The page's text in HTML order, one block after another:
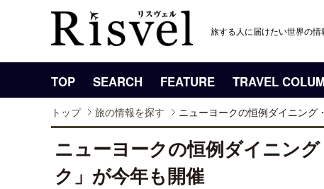
旅する人に届けたい世界の情
TOP SEARCH FEATURE TRAVEL
トップ 旅の情報を探す ニューヨークの恒例ダイニング
ニューヨークの恒例ダイニン
ク」が今年も開催